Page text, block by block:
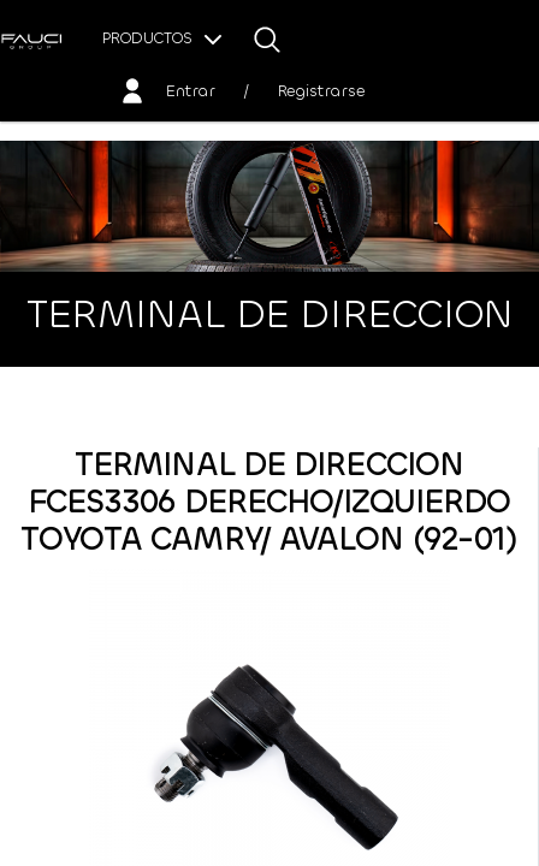
PRODUCTOS
Entrar / Registrarse
TERMINAL DE DIRECCION
TERMINAL DE DIRECCION
FCES3306 DERECHO/IZQUIERDO
TOYOTA CAMRY/ AVALON (92-01)